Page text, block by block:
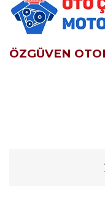
ÖZGÜVEN
Görüş ve önerileriniz